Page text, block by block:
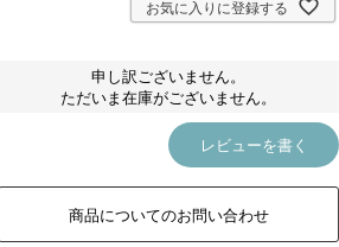
お気に入りに登録する
申し訳ございません。
ただいま在庫がございません。
レビューを書く
商品についてのお問い合わせ